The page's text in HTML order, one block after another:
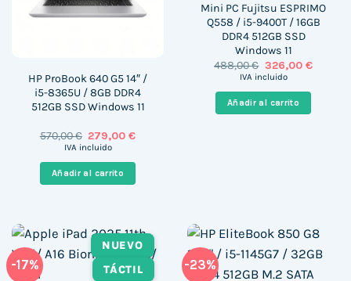
HP ProBook 640 G5 14″ /
i5-8365U / 8GB DDR4
512GB SSD Windows 11
570,00€ El
precio
era:
570,00 €.
279,00€El
es:
IVA incluido
Añadir al carrito
Mini PC Fujitsu ESPRIMO
Q558 / i5-9400T / 16GB
DDR4 512GB SSD
Windows 11
488,00€ El
precio
era:
488,00 €.
326,00 €El
IVA incluido
Añadir al carrito
-17%
NUEVO
TÁCTIL
-23%